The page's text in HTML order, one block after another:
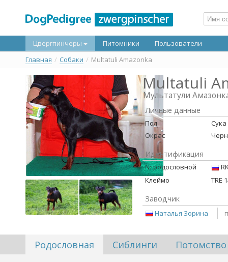
Цвергпинчеры Питомники
Пользователи
Главная / Собаки / Multatuli Amazonka
Multatuli
Мультатули
Личные данные
Пол
Сука
Окрас
Идентификация
№ родословной
Клеймо
TRE
Заводчик
Наталья Зорина
Родословная Сиблинги Потомство